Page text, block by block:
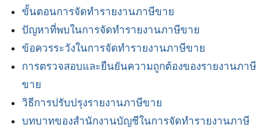
ขั้นตอนการจัดทำรายงานภาษีขาย
ปัญหาที่พบในการจัดทำรายงานภาษีขาย
ข้อควรระวังในการจัดทำรายงานภาษีขาย
การตรวจสอบและยืนยันความถูกต้องของรายงานภาษี
ขาย
วิธีการปรับปรุงรายงานภาษีขาย
บทบาทของสำนักงานบัญชีในการจัดทำรายงานภาษี